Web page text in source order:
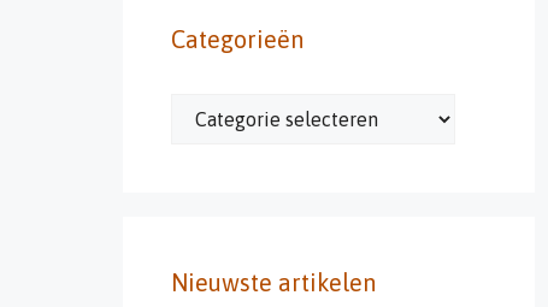
Categorieën
Categorieën
Nieuwste artikelen